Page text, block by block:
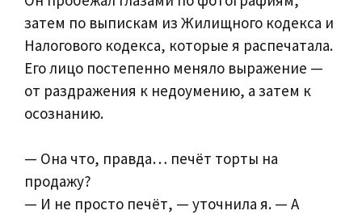
затем по выпискам из Жилищного кодекса и
Налогового кодекса, которые я распечатала.
Его лицо постепенно меняло выражение —
от раздражения к недоумению, а затем к
осознанию.
— Она что, правда… печёт торты на
продажу?
— И не просто печёт, — уточнила я. — А